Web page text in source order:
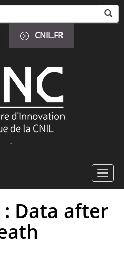
CNIL.FR
.
Data after